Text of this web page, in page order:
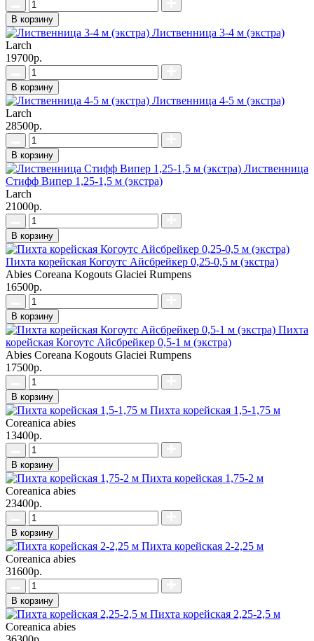
В корзину
Лиственница 3-4 м (экстра)
Larch
19700р.
В корзину
Лиственница 4-5 м (экстра)
Larch
28500р.
В корзину
Лиственница
Стифф Випер 1,25-1,5 м (экстра)
Larch
21000р.
В корзину
Пихта корейская Когоутс Айсбрейкер 0,25-0,5 м (экстра)
Abies Coreana Kogouts Glaciei Rumpens
16500р.
В корзину
Пихта
корейская Когоутс Айсбрейкер 0,5-1 м (экстра)
Abies Coreana Kogouts Glaciei Rumpens
17500р.
В корзину
Пихта корейская 1,5-1,75 м
Coreanica abies
13400р.
В корзину
Пихта корейская 1,75-2 м
Coreanica abies
23400р.
В корзину
Пихта корейская 2-2,25 м
Coreanica abies
31600р.
В корзину
Пихта корейская 2,25-2,5 м
Coreanica abies